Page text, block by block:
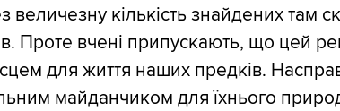
величезну кількість знайдених там
Проте вчені припускають, що цей
для життя наших предків.
майданчиком для їхнього